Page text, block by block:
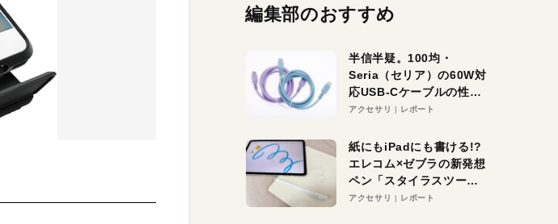
編集部のおすすめ
半信半疑。100均・
Seria（セリア）の60W対
応USB-Cケーブルの性能
を検証。超コスパの1本を
アクセサリ レポート
紙にもiPadにも書ける!?
エレコム×ゼブラの新発想
ペン「スタイラスツーウ
ェイ」レビュー。持ち替
アクセサリ レポート